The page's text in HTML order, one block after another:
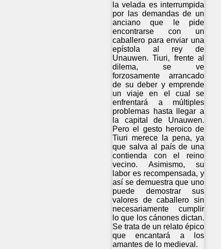
la velada es interrumpida
por las demandas de un
anciano que le pide
encontrarse con un
caballero para enviar una
epístola al rey de
Unauwen. Tiuri, frente al
dilema, se ve
forzosamente arrancado
de su deber y emprende
un viaje en el cual se
enfrentará a múltiples
problemas hasta llegar a
la capital de Unauwen.
Pero el gesto heroico de
Tiuri merece la pena, ya
que salva al país de una
contienda con el reino
vecino. Asimismo, su
labor es recompensada, y
así se demuestra que uno
puede demostrar sus
valores de caballero sin
necesariamente cumplir
lo que los cánones dictan.
Se trata de un relato épico
que encantará a los
amantes de lo medieval.